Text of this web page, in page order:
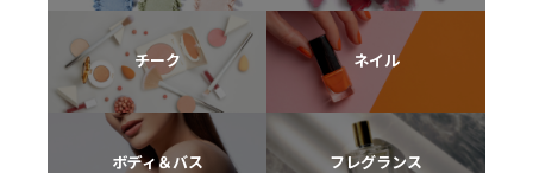
チーク ネイル
ボディ＆バス フレグランス